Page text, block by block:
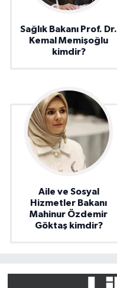
Sağlık Bakanı Prof. Dr.
Kemal Memişoğlu
kimdir?
Aile ve Sosyal
Hizmetler Bakanı
Mahinur Özdemir
Göktaş kimdir?